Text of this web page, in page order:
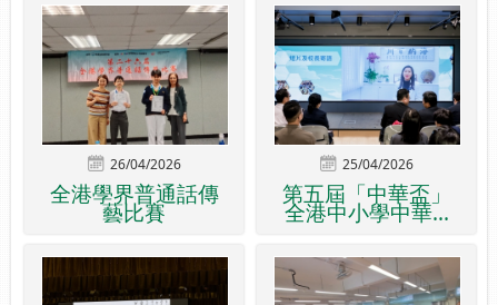
26/04/2026
全港學界普通話傳
藝比賽
25/04/2026
第五屆「中華盃」
全港中小學中華...